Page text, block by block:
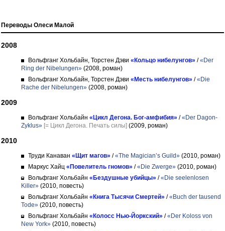
Переводы Олеси Малой
2008
Вольфганг Хольбайн, Торстен Дэви «Кольцо нибелунгов» /«Der
Ring der Nibelungen» (2008, роман)
Вольфганг Хольбайн, Торстен Дэви «Месть нибелунгов» /«Die
Rache der Nibelungen» (2008, роман)
2009
Вольфганг Хольбайн «Цикл Дегона. Бог-амфибия» /«Der Dagon-
Zyklus» [= Цикл Дегона. Печать силы] (2009, роман)
2010
Труди Канаван «Щит магов» /«The Magician’s Guild» (2010, роман)
Маркус Хайц «Повелитель гномов» /«Die Zwerge» (2010, роман)
Вольфганг Хольбайн «Бездушные убийцы» /«Die seelenlosen
Killer» (2010, повесть)
Вольфганг Хольбайн «Книга Тысячи Смертей» /«Buch der tausend
Tode» (2010, повесть)
Вольфганг Хольбайн «Колосс Нью-Йоркский» /«Der Koloss von
New York» (2010, повесть)